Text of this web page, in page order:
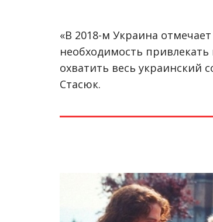
«В 2018-м Украина
необходимость
охватить весь украинский
Стасюк.